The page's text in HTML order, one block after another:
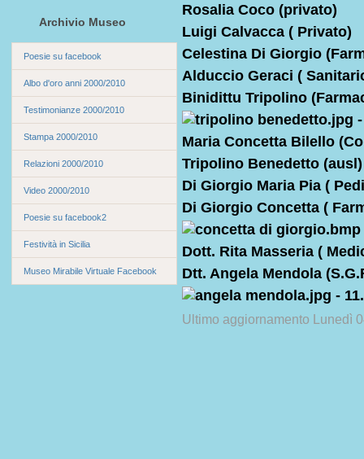
Archivio Museo
Poesie su facebook
Albo d'oro anni 2000/2010
Testimonianze 2000/2010
Stampa 2000/2010
Relazioni 2000/2010
Video 2000/2010
Poesie su facebook2
Festività in Sicilia
Museo Mirabile Virtuale Facebook
Rosalia Coco (privato)
Luigi Calvacca ( Privato)
Celestina Di Giorgio
Alduccio Geraci (
Binidittu Tripolino
Maria Concetta Bilello
Tripolino Benedetto (ausl)
Di Giorgio Maria Pia (
Di Giorgio Concetta (
Dott. Rita Masseria (
Dtt. Angela Mendola
Ultimo aggiornamento Lunedì